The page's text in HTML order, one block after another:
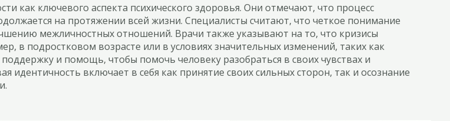
как ключевого аспекта психического здоровья. Они отмечают, что процесс
на протяжении всей жизни. Специалисты считают, что четкое понимание
межличностных отношений. Врачи также указывают на то, что кризисы
в подростковом возрасте или в условиях значительных изменений, таких как
и помощь, чтобы помочь человеку разобраться в своих чувствах и
идентичность включает в себя как принятие своих сильных сторон, так и осознание